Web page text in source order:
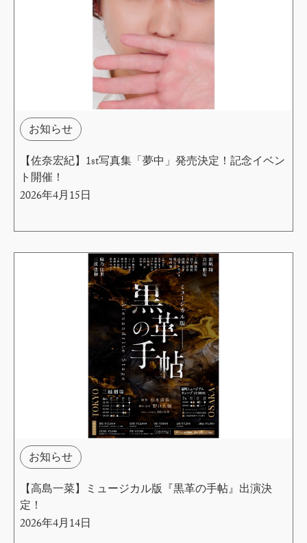
お知らせ
【佐奈宏紀】1st写真集「夢中」発売決定！記念イベン
ト開催！
2026年4月15日
お知らせ
【高島一菜】ミュージカル版『黒革の手帖』出演決
定！
2026年4月14日